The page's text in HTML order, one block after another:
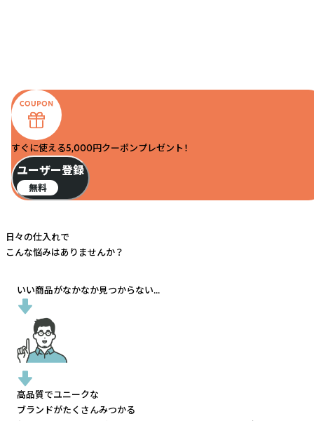
すぐに使える5,000円クーポンプレゼント！
ユーザー登録
無料
日々の仕入れで
こんな悩みはありませんか？
いい商品がなかなか見つからない...
高品質でユニークな
ブランドがたくさんみつかる